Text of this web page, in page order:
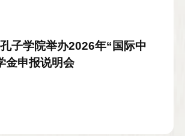
子学院举办2026年“国际中
金申报说明会